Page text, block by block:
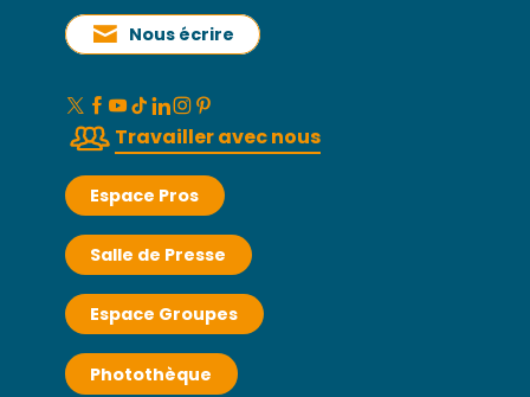
Nous écrire
Travailler avec nous
Espace Pros
Salle de Presse
Espace Groupes
Photothèque